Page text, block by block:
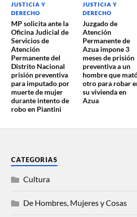
JUSTICIA Y
DERECHO
MP solicita ante la
Oficina Judicial de
Servicios de
Atención
Permanente del
Distrito Nacional
prisión preventiva
para imputado por
muerte de mujer
durante intento de
robo en Piantini
JUSTICIA Y
DERECHO
Juzgado de
Atención
Permanente de
Azua impone 3
meses de prisión
preventiva a un
hombre que
otro para robar
su vivienda en
Azua
CATEGORIAS
Cultura
De Hombres, Mujeres y Cosas